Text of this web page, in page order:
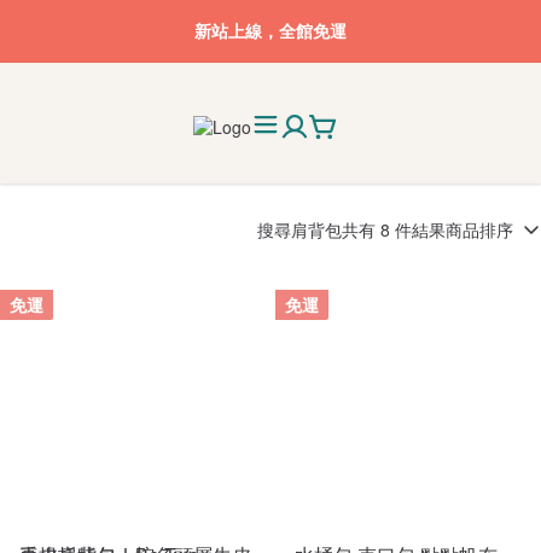
新站上線，全館免運
搜尋肩背包共有 8 件結果商品排序
免運 免運